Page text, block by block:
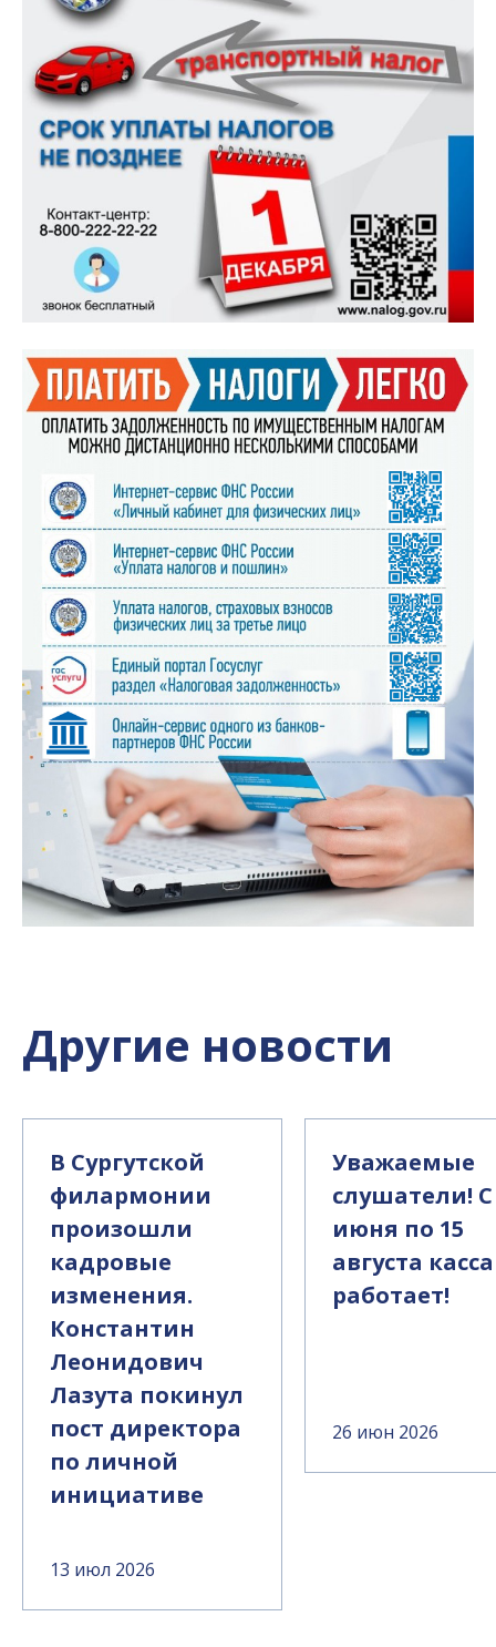
Другие новости
В Сургутской
филармонии
произошли
кадровые
изменения.
Константин
Леонидович
Лазута покинул
пост директора
по личной
инициативе
13 июл 2026
Уважаемые
слушатели! С
июня по 15
августа
работает!
26 июн 2026